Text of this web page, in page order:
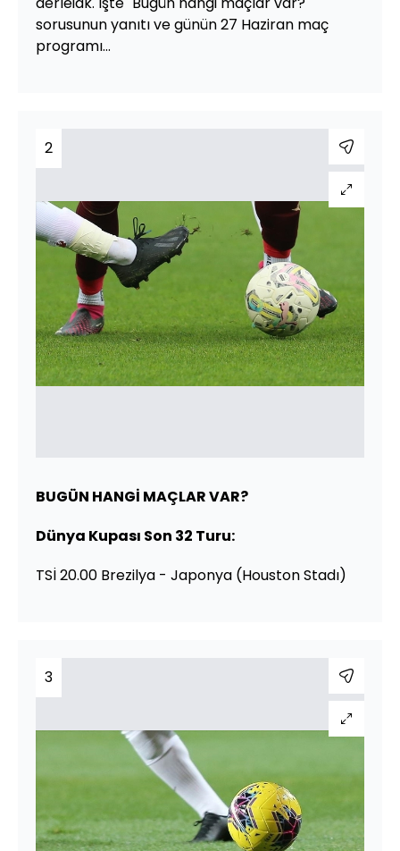
sorusunun yanıtı ve günün 27 Haziran maç
programı...
2
BUGÜN HANGİ MAÇLAR VAR?
Dünya Kupası Son 32 Turu:
TSİ 20.00 Brezilya - Japonya (Houston Stadı)
3